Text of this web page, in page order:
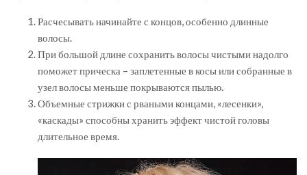
Расчесывать начинайте с концов, особенно длинные
волосы.
При большой длине сохранить волосы чистыми надолго
поможет прическа – заплетенные в косы или собранные в
узел волосы меньше покрываются пылью.
Объемные стрижки с рваными концами, «лесенки»,
«каскады» способны хранить эффект чистой головы
длительное время.